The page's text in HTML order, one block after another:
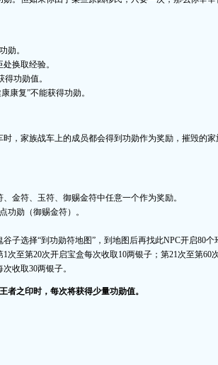
勋。
换取经验。
功勋值。
康复”不能获得功勋。
，家族战车上的成员都会得到功勋作为奖励，摧毁的家
金符、玉符、御赐金符中任意一个作为奖励。
功勋（御赐金符）。
子选择“到功勋符地图”，到地图后再找此NPC开启80个
次至第20次开启宝盒每次收取10两银子；第21次至第60
收取30两银子。
者之印时，每次将获得少量功勋值。